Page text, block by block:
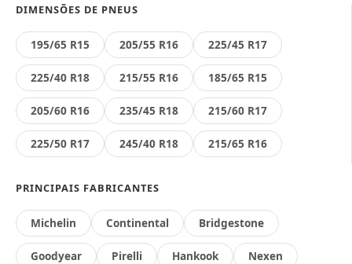
DIMENSÕES DE PNEUS
195/65 R15 205/55 R16 225/45 R17
225/40 R18 215/55 R16 185/65 R15
205/60 R16 235/45 R18 215/60 R17
225/50 R17 245/40 R18 215/65 R16
PRINCIPAIS FABRICANTES
Michelin Continental Bridgestone
Goodyear Pirelli Hankook Nexen